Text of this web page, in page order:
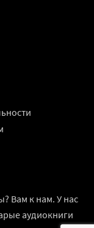
Вам к нам. У нас
аудиокниги